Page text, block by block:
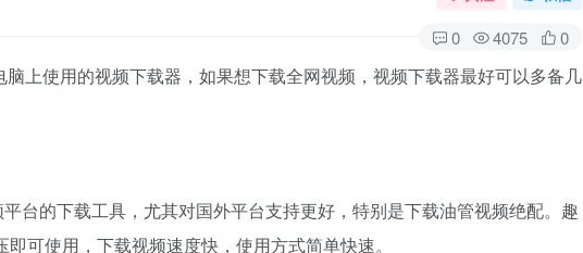
0 4075 0
上使用的视频下载器，如果想下载全网视频，视频下载器最好可以多备几
台的下载工具，尤其对国外平台支持更好，特别是下载油管视频绝配。趣
可使用，下载视频速度快，使用方式简单快速。